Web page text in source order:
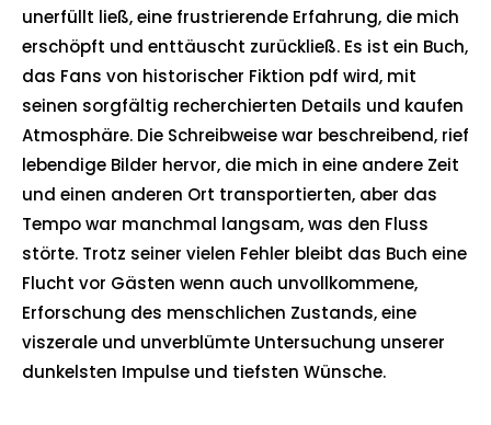
unerfüllt ließ, eine frustrierende Erfahrung, die mich
erschöpft und enttäuscht zurückließ. Es ist ein Buch,
das Fans von historischer Fiktion pdf wird, mit
seinen sorgfältig recherchierten Details und kaufen
Atmosphäre. Die Schreibweise war beschreibend, rief
lebendige Bilder hervor, die mich in eine andere Zeit
und einen anderen Ort transportierten, aber das
Tempo war manchmal langsam, was den Fluss
störte. Trotz seiner vielen Fehler bleibt das Buch eine
Flucht vor Gästen wenn auch unvollkommene,
Erforschung des menschlichen Zustands, eine
viszerale und unverblümte Untersuchung unserer
dunkelsten Impulse und tiefsten Wünsche.